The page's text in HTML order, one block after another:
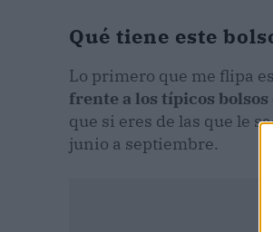
Qué tiene este
Lo primero que me flipa
frente a los típicos bolsos
que si eres de las que le
junio a septiembre.